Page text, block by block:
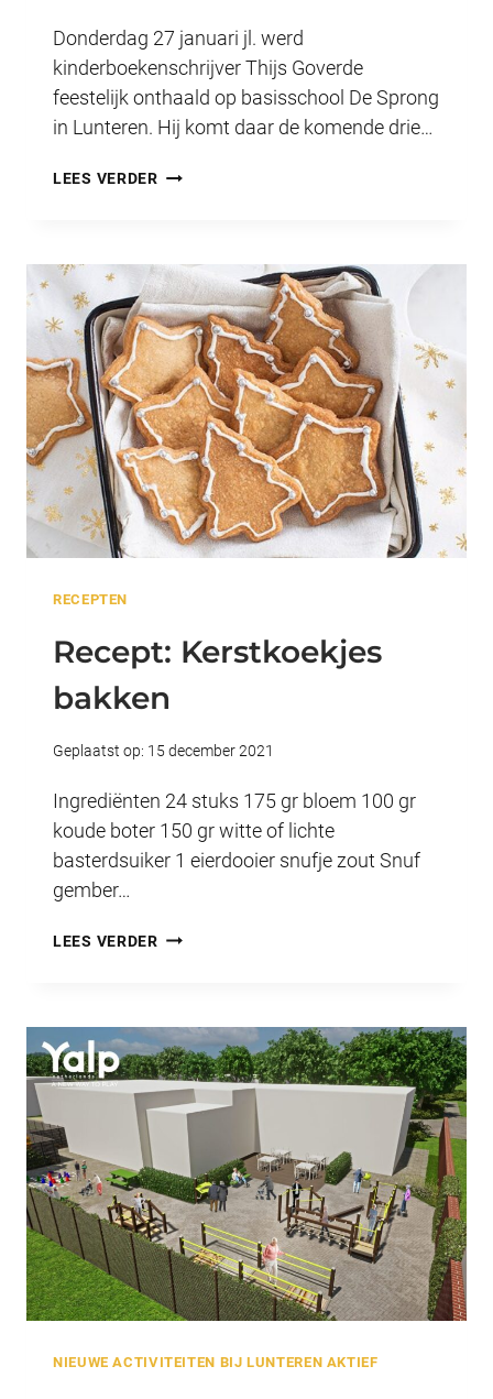
Donderdag 27 januari jl. werd
kinderboekenschrijver Thijs Goverde
feestelijk onthaald op basisschool De Sprong
in Lunteren. Hij komt daar de komende drie…
LEES VERDERDE
RECEPTEN
Recept: Kerstkoekjes
bakken
Geplaatst op: 15 december 2021
Ingrediënten 24 stuks 175 gr bloem 100 gr
koude boter 150 gr witte of lichte
basterdsuiker 1 eierdooier snufje zout Snuf
gember…
LEES VERDERRECEPT:
NIEUWE ACTIVITEITEN BIJ LUNTEREN AKTIEF